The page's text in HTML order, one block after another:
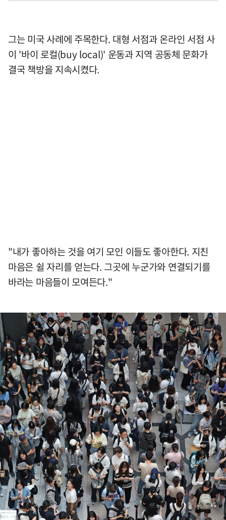
그는 미국 사례에 주목한다. 대형 서점과 온라인 서점 사
이 '바이 로컬(buy local)' 운동과 지역 공동체 문화가
결국 책방을 지속시켰다.
"내가 좋아하는 것을 여기 모인 이들도 좋아한다. 지친
마음은 쉴 자리를 얻는다. 그곳에 누군가와 연결되기를
바라는 마음들이 모여든다."